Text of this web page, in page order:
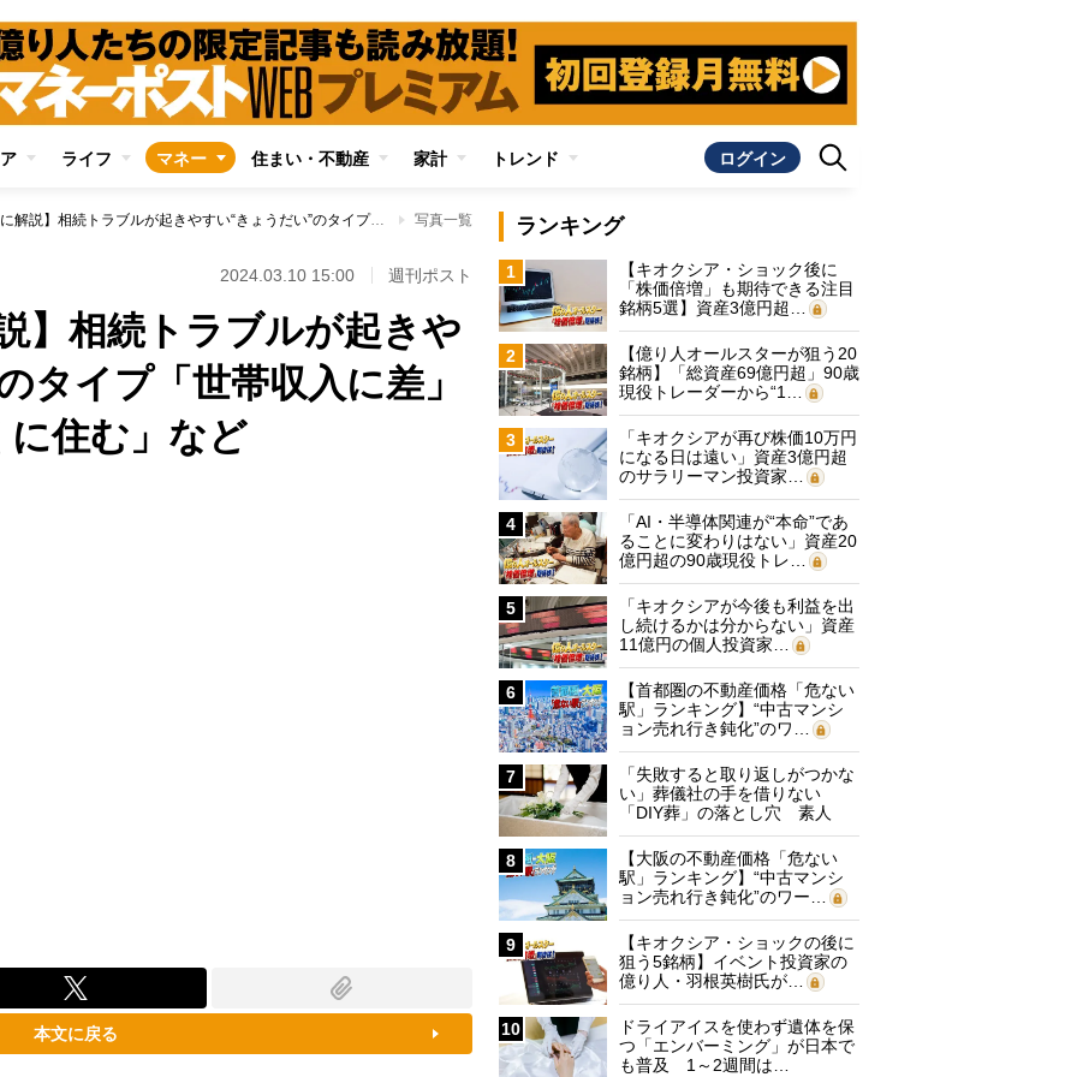
ライフ マネー 住まい・不動産 家計 トレンド ログイン
【実例をもとに解説】相続トラブルが起きやすい“きょうだい”のタイプ「世帯収入に差」「1人だけ実家近くに住む」など 写真一覧
2024.03.10 15:00 週刊ポスト
】相続トラブルが起きや
タイプ「世帯収入に差」
に住む」など
本文に戻る
ランキング
1
【キオクシア・ショック後に
「株価倍増」も期待できる注目
銘柄5選】資産3億円超…
2
【億り人オールスターが狙う20
銘柄】「総資産69億円超」90歳
現役トレーダーから“1…
3
「キオクシアが再び株価10万円
になる日は遠い」資産3億円超
のサラリーマン投資家…
4
「AI・半導体関連が“本命”であ
ることに変わりはない」資産20
億円超の90歳現役トレ…
5
「キオクシアが今後も利益を出
し続けるかは分からない」資産
11億円の個人投資家…
6
【首都圏の不動産価格「危ない
駅」ランキング】“中古マンシ
ョン売れ行き鈍化”のワ…
7
「失敗すると取り返しがつかな
い」葬儀社の手を借りない
「DIY葬」の落とし穴 素人
に…
8
【大阪の不動産価格「危ない
駅」ランキング】“中古マンシ
ョン売れ行き鈍化”のワー…
9
【キオクシア・ショックの後に
狙う5銘柄】イベント投資家の
億り人・羽根英樹氏が…
10
ドライアイスを使わず遺体を保
つ「エンバーミング」が日本で
も普及 1～2週間は…